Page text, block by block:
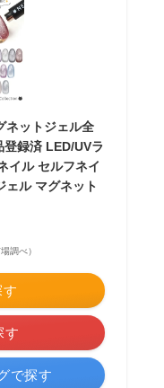
ネットジェル全
録済 LED/UVラ
イル セルフネイ
ェル マグネット
調べ）
す
で探す